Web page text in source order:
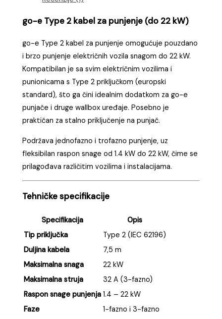
go-e Type 2 kabel za punjenje (do 22 kW)
go-e Type 2 kabel za punjenje omogućuje pouzdano
i brzo punjenje električnih vozila snagom do 22 kW.
Kompatibilan je sa svim električnim vozilima i
punionicama s Type 2 priključkom (europski
standard), što ga čini idealnim dodatkom za go-e
punjače i druge wallbox uređaje. Posebno je
praktičan za stalno priključenje na punjač.
Podržava jednofazno i trofazno punjenje, uz
fleksibilan raspon snage od 1.4 kW do 22 kW, čime se
prilagođava različitim vozilima i instalacijama.
Tehničke specifikacije
Specifikacija
Opis
Tip priključka
Type 2 (IEC 62196)
Duljina kabela
7,5 m
Maksimalna snaga
22 kW
Maksimalna struja
32 A (3-fazno)
Raspon snage punjenja 1.4 – 22 kW
Faze
1-fazno i 3-fazno